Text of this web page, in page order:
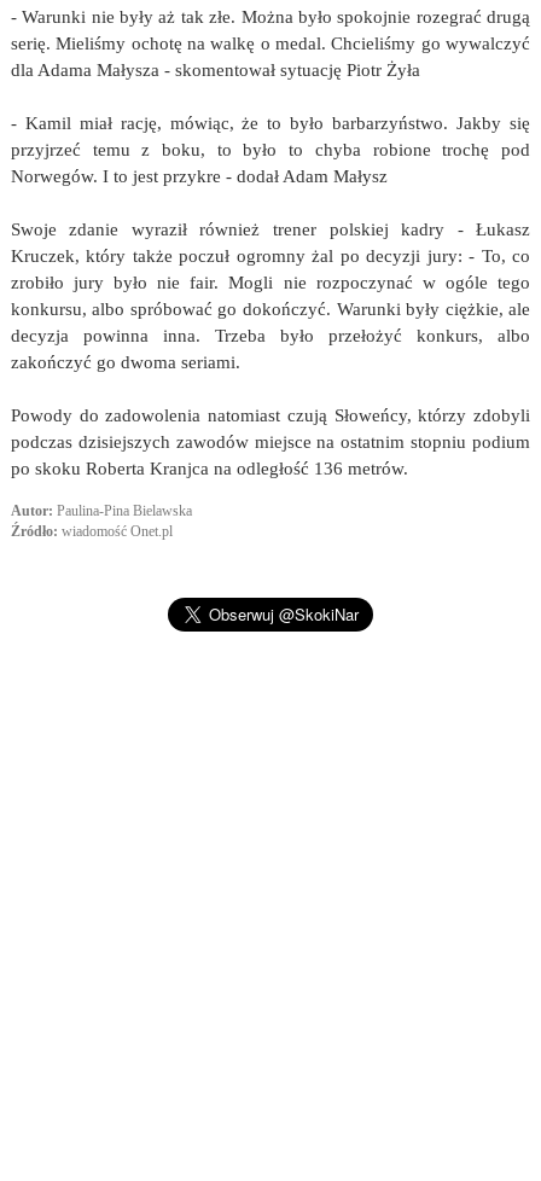
- Warunki nie były aż tak złe. Można było spokojnie rozegrać drugą
serię. Mieliśmy ochotę na walkę o medal. Chcieliśmy go wywalczyć
dla Adama Małysza - skomentował sytuację Piotr Żyła
- Kamil miał rację, mówiąc, że to było barbarzyństwo. Jakby się
przyjrzeć temu z boku, to było to chyba robione trochę pod
Norwegów. I to jest przykre - dodał Adam Małysz
Swoje zdanie wyraził również trener polskiej kadry - Łukasz
Kruczek, który także poczuł ogromny żal po decyzji jury: - To, co
zrobiło jury było nie fair. Mogli nie rozpoczynać w ogóle tego
konkursu, albo spróbować go dokończyć. Warunki były ciężkie, ale
decyzja powinna inna. Trzeba było przełożyć konkurs, albo
zakończyć go dwoma seriami.
Powody do zadowolenia natomiast czują Słoweńcy, którzy zdobyli
podczas dzisiejszych zawodów miejsce na ostatnim stopniu podium
po skoku Roberta Kranjca na odległość 136 metrów.
Autor: Paulina-Pina Bielawska
Źródło: wiadomość Onet.pl